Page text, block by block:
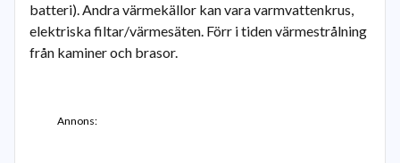
batteri). Andra värmekällor kan vara varmvattenkrus,
elektriska filtar/värmesäten. Förr i tiden värmestrålning
från kaminer och brasor.
Annons: